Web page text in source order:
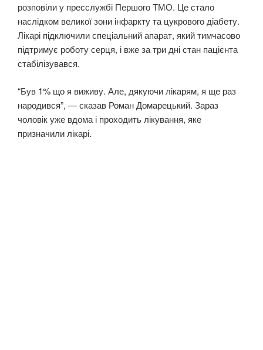
розповіли у пресслужбі Першого ТМО. Це стало
наслідком великої зони інфаркту та цукрового діабету.
Лікарі підключили спеціальний апарат, який тимчасово
підтримує роботу серця, і вже за три дні стан пацієнта
стабілізувався.
“Був 1% що я виживу. Але, дякуючи лікарям, я ще раз
народився”, — сказав Роман Домарецький. Зараз
чоловік уже вдома і проходить лікування, яке
призначили лікарі.